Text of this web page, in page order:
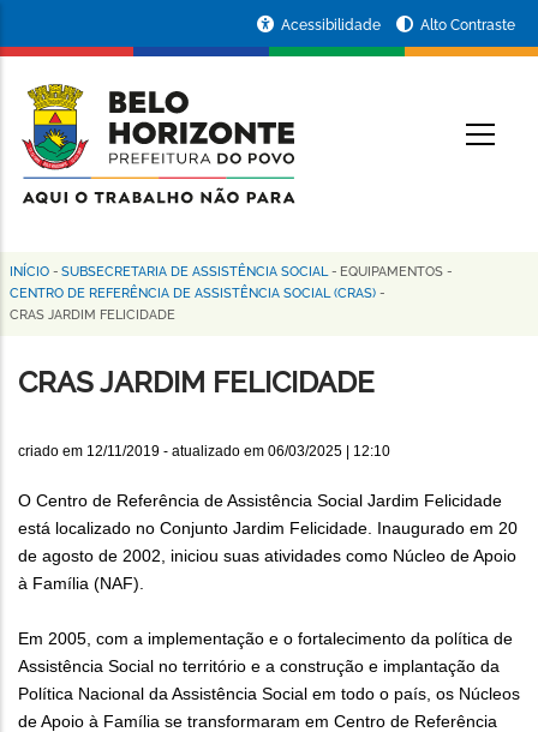
conteúdo
principal
da
Prefeitura
de
Horizonte
Acessibilidade Alto Contraste
Trilha
de
navegação
INÍCIO - SUBSECRETARIA DE ASSISTÊNCIA SOCIAL - EQUIPAMENTOS -
CENTRO DE REFERÊNCIA DE ASSISTÊNCIA SOCIAL (CRAS) -
CRAS JARDIM FELICIDADE
CRAS JARDIM FELICIDADE
criado em 12/11/2019 - atualizado em 06/03/2025 | 12:10
O Centro de Referência de Assistência Social Jardim Felicidade
está localizado no Conjunto Jardim Felicidade. Inaugurado em 20
de agosto de 2002, iniciou suas atividades como Núcleo de Apoio
à Família (NAF).
Em 2005, com a implementação e o fortalecimento da política de
Assistência Social no território e a construção e implantação da
Política Nacional da Assistência Social em todo o país, os Núcleos
de Apoio à Família se transformaram em Centro de Referência